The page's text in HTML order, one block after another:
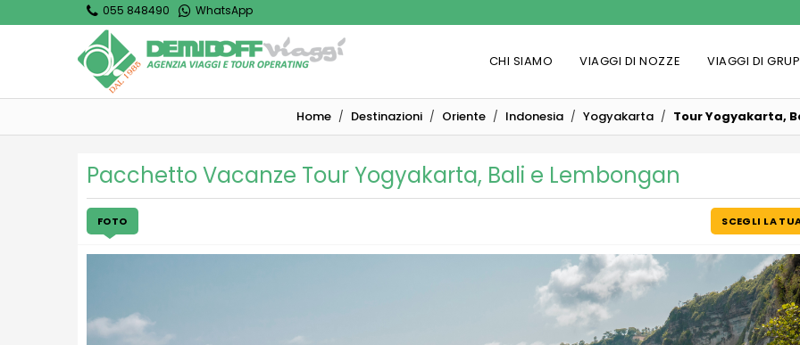
055 848490 WhatsApp
CHI SIAMO VIAGGI DI NOZZE VIAGGI DI
Home Destinazioni Oriente Indonesia Yogyakarta Tour Yogyakarta,
Pacchetto Vacanze Tour Yogyakarta, Bali e Lembongan
FOTO SCEGLI LA